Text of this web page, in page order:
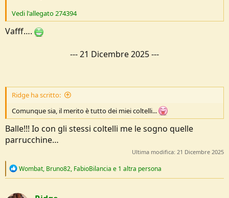
Vedi l'allegato 274394
Vafff….
---21 Dicembre 2025---
Ridge ha scritto:
Comunque sia, il merito è tutto dei miei coltelli...
Balle!!! Io con gli stessi coltelli me le sogno quelle
parrucchine…
Ultima modifica: 21 Dicembre 2025
R
c
Wombat, Bruno82, FabioBilancia e 1 altra persona